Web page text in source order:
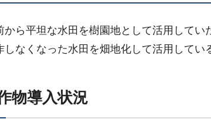
から平坦な水田を樹園地として活用して
なくなった水田を畑地化して活用してい
物導入状況